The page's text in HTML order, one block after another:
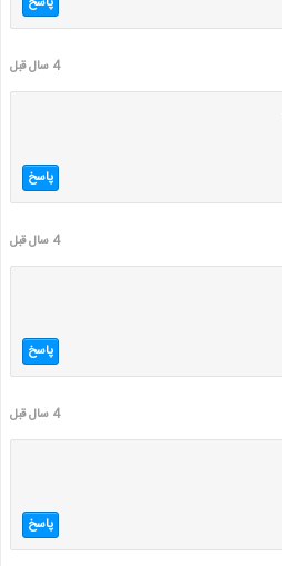
4 سال قبل
پاسخ
4 سال قبل
پاسخ
4 سال قبل
پاسخ